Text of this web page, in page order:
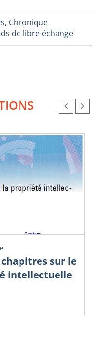
, Chronique
de libre-échange
chapitres sur le
intellectuelle